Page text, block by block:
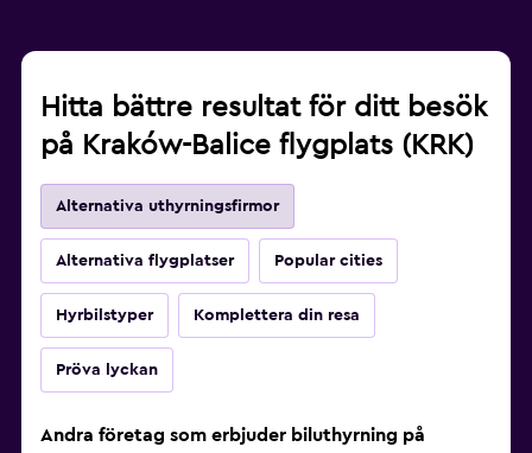
Hitta bättre resultat för ditt besök
på Kraków-Balice flygplats (KRK)
Alternativa uthyrningsfirmor
Alternativa flygplatser Popular cities
Hyrbilstyper Komplettera din resa
Pröva lyckan
Andra företag som erbjuder biluthyrning på